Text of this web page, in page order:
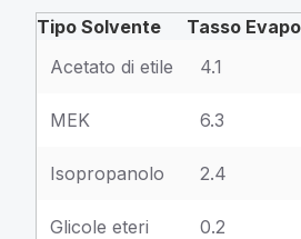
Tipo Solvente
Tasso
Acetato di etile
4.1
MEK 6.3
Isopropanolo 2.4
Glicole eteri 0.2